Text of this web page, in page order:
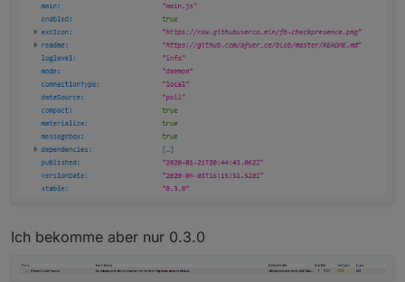
Ich bekomme aber nur 0.3.0